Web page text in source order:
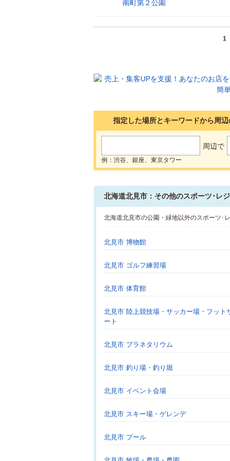
南町第２公園
1
指定した場所とキーワードから周
周辺で
例：渋谷、銀座、東京タワー
北海道北見市：その他のスポーツ･レ
北海道北見市の公園・緑地以外のスポーツ･
北見市 博物館
北見市 ゴルフ練習場
北見市 体育館
北見市 陸上競技場・サッカー場・フット
ート
北見市 プラネタリウム
北見市 釣り場・釣り堀
北見市 イベント会場
北見市 スキー場・ゲレンデ
北見市 プール